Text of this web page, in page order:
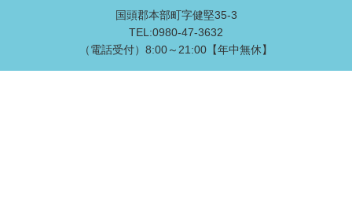
国頭郡本部町字健堅35-3
TEL:0980-47-3632
（電話受付）8:00～21:00【年中無休】